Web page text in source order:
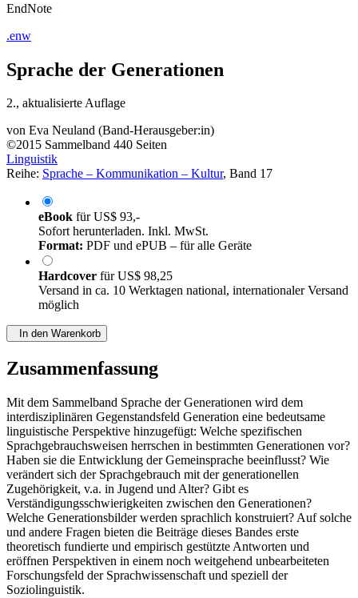
EndNote
.enw
Sprache der Generationen
2., aktualisierte Auflage
von Eva Neuland (Band-Herausgeber:in)
©2015 Sammelband 440 Seiten
Linguistik
Reihe: Sprache – Kommunikation – Kultur, Band 17
eBook fürUS$ 93,-
Sofort herunterladen. Inkl. MwSt.
Format: PDF und ePUB – für alle Geräte
Hardcover fürUS$ 98,25
Versand in ca. 10 Werktagen national, internationaler Versand
möglich
In den Warenkorb
Zusammenfassung
Mit dem Sammelband Sprache der Generationen wird dem
interdisziplinären Gegenstandsfeld Generation eine bedeutsame
linguistische Perspektive hinzugefügt: Welche spezifischen
Sprachgebrauchsweisen herrschen in bestimmten Generationen vor?
Haben sie die Entwicklung der Gemeinsprache beeinflusst? Wie
verändert sich der Sprachgebrauch mit der generationellen
Zugehörigkeit, v.a. in Jugend und Alter? Gibt es
Verständigungsschwierigkeiten zwischen den Generationen?
Welche Generationsbilder werden sprachlich konstruiert? Auf solche
und andere Fragen bieten die Beiträge dieses Bandes erste
theoretisch fundierte und empirisch gestützte Antworten und
eröffnen Perspektiven in einem noch weitgehend unbearbeiteten
Forschungsfeld der Sprachwissenschaft und speziell der
Soziolinguistik.